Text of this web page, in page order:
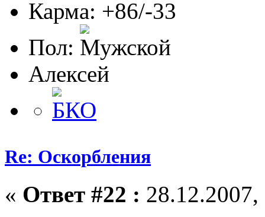
Карма: +86/-33
Пол:
Алексей
Re: Оскорбления
« Ответ #22 :